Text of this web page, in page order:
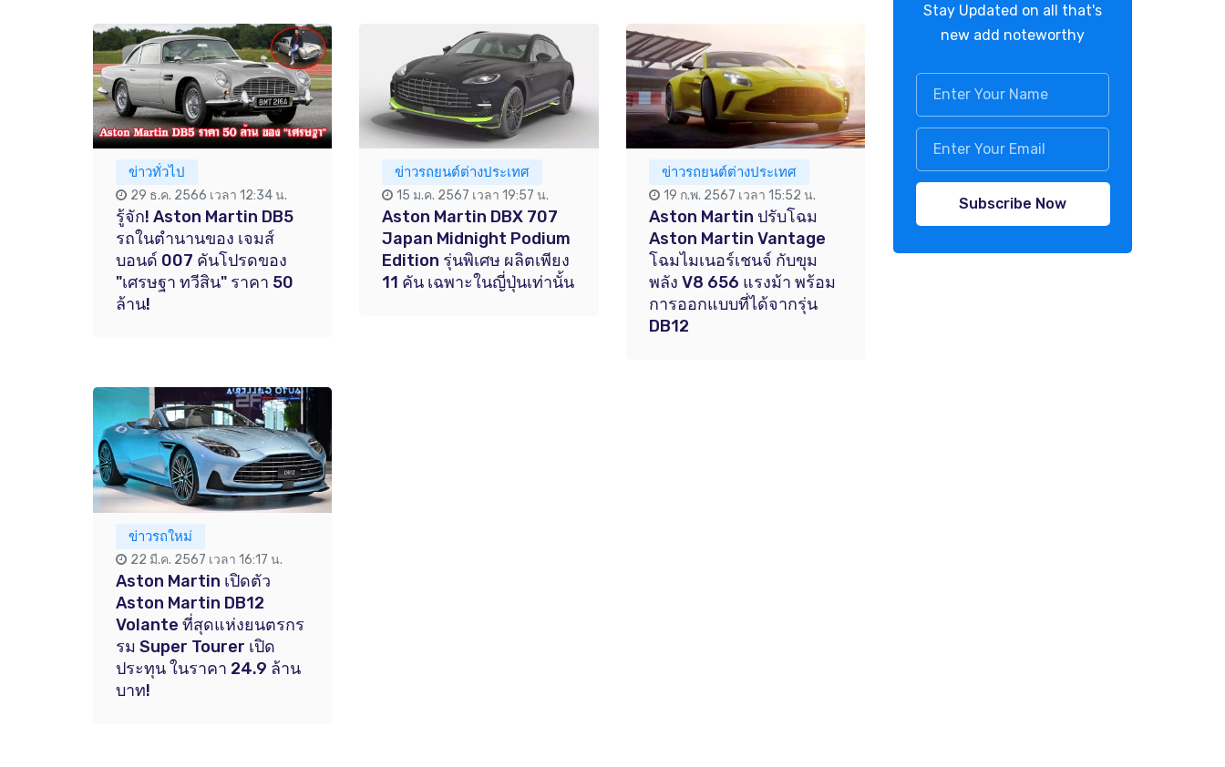
ข่าวทั่วไป
29 ธ.ค. 2566 เวลา 12:34 น.
รู้จัก! Aston Martin DB5
รถในตำนานของ เจมส์
บอนด์ 007 คันโปรดของ
"เศรษฐา ทวีสิน" ราคา 50
ล้าน!
ข่าวรถยนต์ต่างประเทศ
15 ม.ค. 2567 เวลา 19:57 น.
Aston Martin DBX 707
Japan Midnight Podium
Edition รุ่นพิเศษ ผลิตเพียง
11 คัน เฉพาะในญี่ปุ่นเท่านั้น
ข่าวรถยนต์ต่างประเทศ
19 ก.พ. 2567 เวลา 15:52 น.
Aston Martin ปรับโฉม
Aston Martin Vantage
โฉมไมเนอร์เชนจ์ กับขุม
พลัง V8 656 แรงม้า พร้อม
การออกแบบที่ได้จากรุ่น
DB12
ข่าวรถใหม่
22 มี.ค. 2567 เวลา 16:17 น.
Aston Martin เปิดตัว
Aston Martin DB12
Volante ที่สุดแห่งยนตรกร
รม Super Tourer เปิด
ประทุน ในราคา 24.9 ล้าน
บาท!
Stay Updated on all that's
new add noteworthy
Subscribe Now